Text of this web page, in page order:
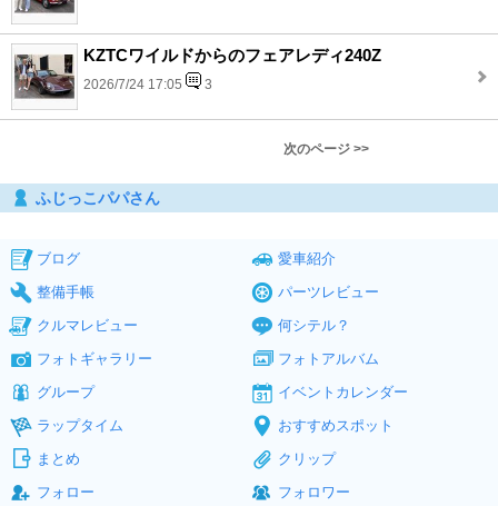
KZTCワイルドからのフェアレディ240Z
2026/7/24 17:05 3
次のページ >>
ふじっこパパさん
ブログ
愛車紹介
整備手帳
パーツレビュー
クルマレビュー
何シテル？
フォトギャラリー
フォトアルバム
グループ
イベントカレンダー
ラップタイム
おすすめスポット
まとめ
クリップ
フォロー
フォロワー